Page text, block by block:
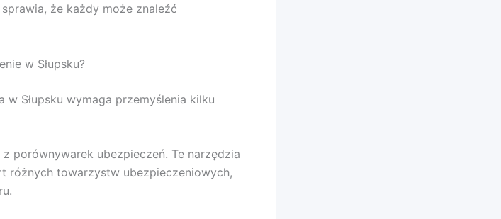
że każdy może znaleźć
w Słupsku?
Słupsku wymaga przemyślenia kilku
porównywarek ubezpieczeń. Te narzędzia
różnych towarzystw ubezpieczeniowych,